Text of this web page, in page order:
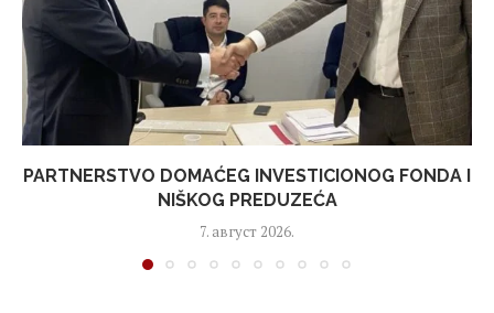
PARTNERSTVO DOMAĆEG INVESTICIONOG FONDA I
NIŠKOG PREDUZEĆA
7. август 2026.